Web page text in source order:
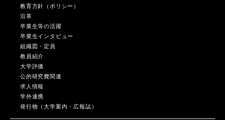
教育方針（ポリシー）
沿革
卒業生等の活躍
卒業生インタビュー
組織図・定員
教員紹介
大学評価
公的研究費関連
求人情報
学外連携
発行物（大学案内・広報誌）